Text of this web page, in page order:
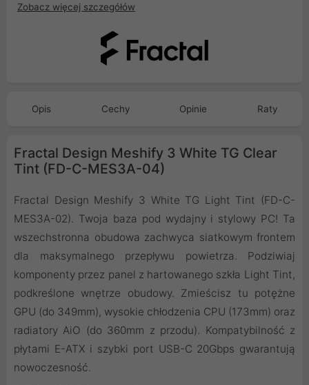
Zobacz więcej szczegółów
Opis Cechy Opinie Raty
Fractal Design Meshify 3 White TG Clear
Tint (FD-C-MES3A-04)
Fractal Design Meshify 3 White TG Light Tint (FD-C-
MES3A-02). Twoja baza pod wydajny i stylowy PC! Ta
wszechstronna obudowa zachwyca siatkowym frontem
dla maksymalnego przepływu powietrza. Podziwiaj
komponenty przez panel z hartowanego szkła Light Tint,
podkreślone wnętrze obudowy. Zmieścisz tu potężne
GPU (do 349mm), wysokie chłodzenia CPU (173mm) oraz
radiatory AiO (do 360mm z przodu). Kompatybilność z
płytami E-ATX i szybki port USB-C 20Gbps gwarantują
nowoczesność.